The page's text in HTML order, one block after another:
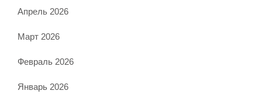
Апрель 2026
Март 2026
Февраль 2026
Январь 2026